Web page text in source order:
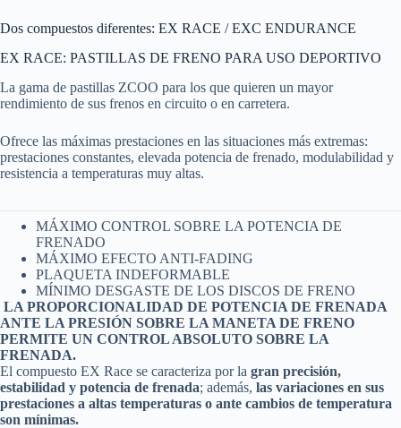
Dos compuestos diferentes: EX RACE / EXC ENDURANCE
EX RACE: PASTILLAS DE FRENO PARA USO DEPORTIVO
La gama de pastillas ZCOO para los que quieren un mayor
rendimiento de sus frenos en circuito o en carretera.
Ofrece las máximas prestaciones en las situaciones más extremas:
prestaciones constantes, elevada potencia de frenado, modulabilidad y
resistencia a temperaturas muy altas.
MÁXIMO CONTROL SOBRE LA POTENCIA DE
FRENADO
MÁXIMO EFECTO ANTI-FADING
PLAQUETA INDEFORMABLE
MÍNIMO DESGASTE DE LOS DISCOS DE FRENO
LA PROPORCIONALIDAD DE POTENCIA DE FRENADA
ANTE LA PRESIÓN SOBRE LA MANETA DE FRENO
PERMITE UN CONTROL ABSOLUTO SOBRE LA
FRENADA.
El compuesto EX Race se caracteriza por la gran precisión,
estabilidad y potencia de frenada; además, las variaciones en sus
prestaciones a altas temperaturas o ante cambios de temperatura
son mínimas.